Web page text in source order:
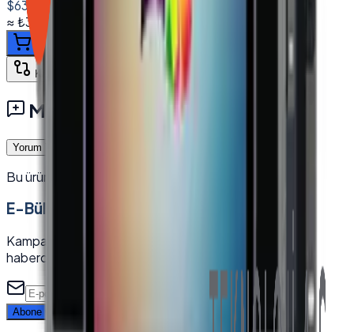
$635.00
≈₺30.370,78 (%20)
Sepete ekle
Karşılaştır
Müşteri Yorumları
Yorum Yaz
Bu ürün için henüz yorum yok — ilk yorumu siz yazın.
E-Bültenimize Katılın
Kampanya, yeni ürün ve sektörel içeriklerden ilk siz
haberdar olun.
Abone Ol